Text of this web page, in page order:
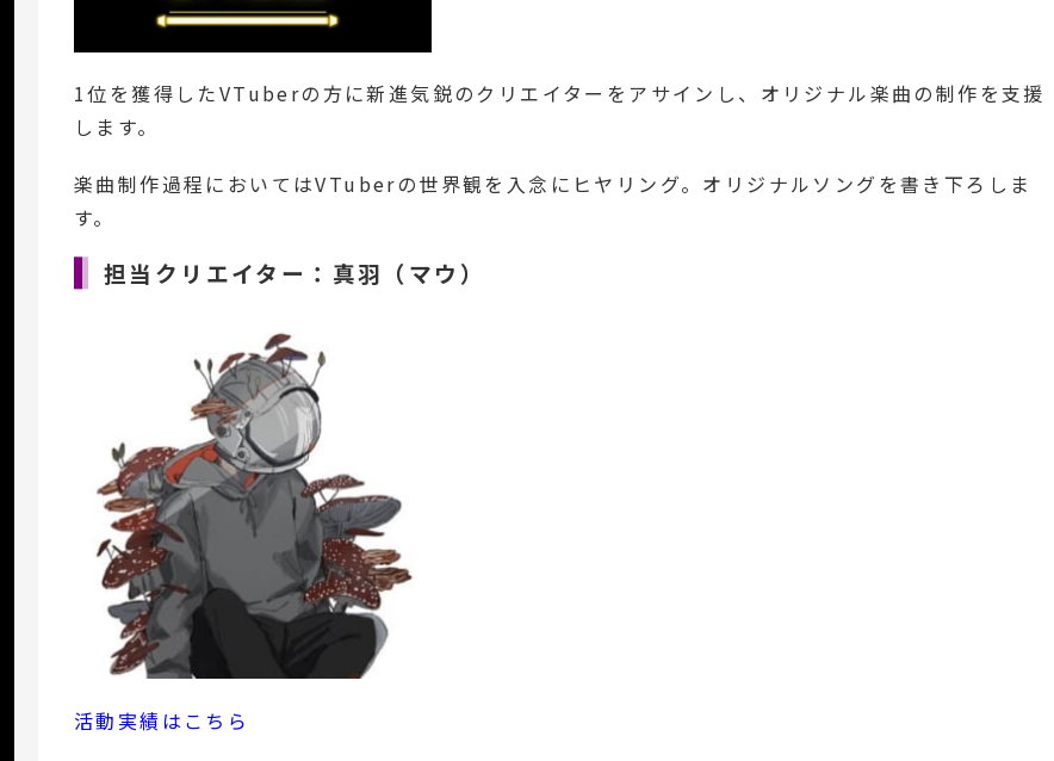
1位を獲得したVTuberの方に新進気鋭のクリエイターをアサインし、オリジナル楽曲の制作を支援
します。
楽曲制作過程においてはVTuberの世界観を入念にヒヤリング。オリジナルソングを書き下ろしま
す。
担当クリエイター：真羽（マウ）
活動実績はこちら